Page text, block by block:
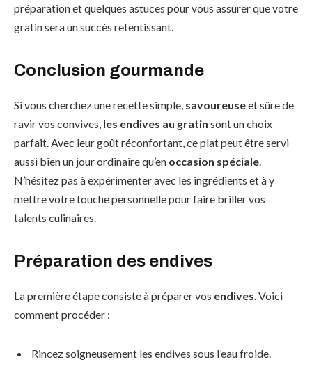
préparation et quelques astuces pour vous assurer que votre
gratin sera un succès retentissant.
Conclusion gourmande
Si vous cherchez une recette simple, savoureuseet sûre de
ravir vos convives, les endives au gratin sont un choix
parfait. Avec leur goût réconfortant, ce plat peut être servi
aussi bien un jour ordinaire qu’en occasion spéciale.
N’hésitez pas à expérimenter avec les ingrédients et à y
mettre votre touche personnelle pour faire briller vos
talents culinaires.
Préparation des endives
La première étape consiste à préparer vos endives. Voici
comment procéder :
Rincez soigneusement les endives sous l’eau froide.